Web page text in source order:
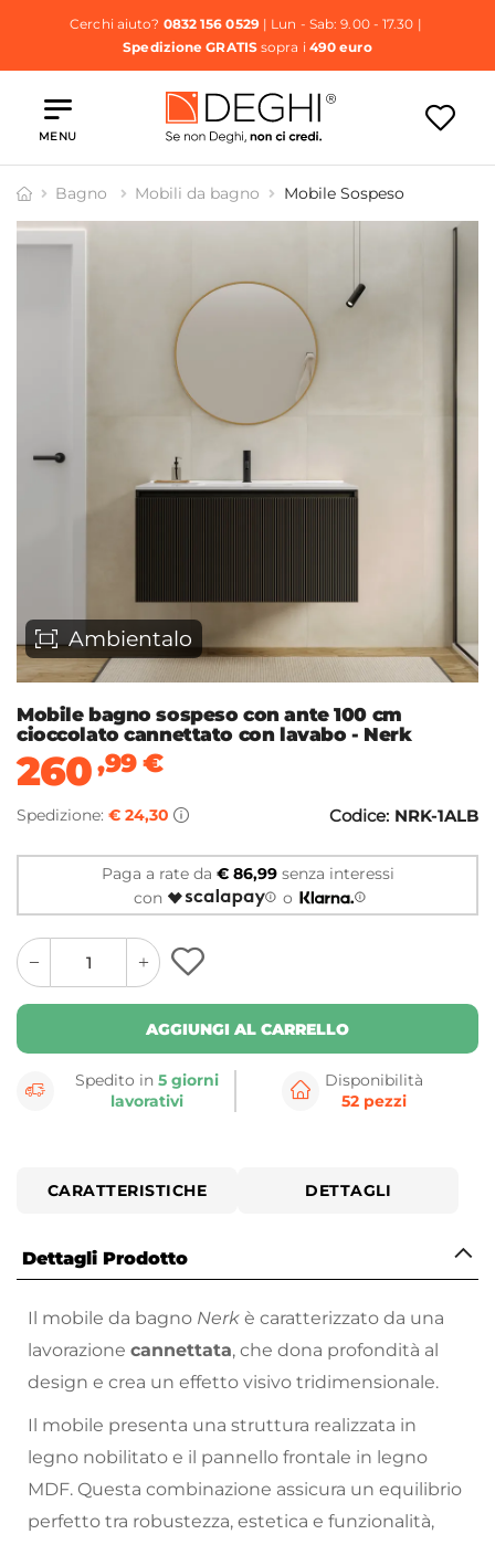
Cerchi aiuto? 0832 156 0529| Lun - Sab: 9.00 - 17.30 |
Spedizione GRATISsopra i 490 euro
MENU
Bagno Mobili da bagno Mobile Sospeso
Ambientalo
Mobile bagno sospeso con ante 100 cm
cioccolato cannettato con lavabo - Nerk
260,99€
Spedizione: € 24,30 Codice: NRK-1ALB
Paga a rate da € 86,99senza interessi
con
o
quantity
button
quantity
minus
button
AGGIUNGI AL CARRELLO
Spedito in5 giorni
lavorativi
Disponibilità
52 pezzi
CARATTERISTICHE DETTAGLI
Dettagli Prodotto
Il mobile da bagno Nerk è caratterizzato da una
lavorazione cannettata, che dona profondità al
design e crea un effetto visivo tridimensionale.
Il mobile presenta una struttura realizzata in
legno nobilitato e il pannello frontale in legno
MDF. Questa combinazione assicura un equilibrio
perfetto tra robustezza, estetica e funzionalità,